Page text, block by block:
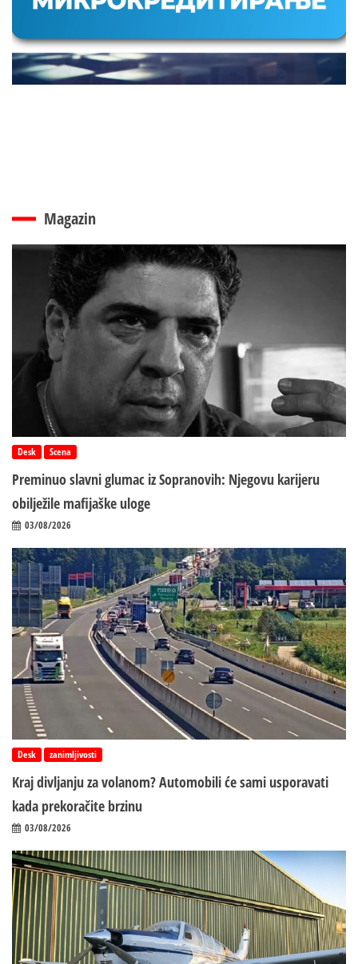
Magazin
Desk Scena
Preminuo slavni glumac iz Sopranovih: Njegovu karijeru
obilježile mafijaške uloge
03/08/2026
Desk zanimljivosti
Kraj divljanju za volanom? Automobili će sami usporavati
kada prekoračite brzinu
03/08/2026